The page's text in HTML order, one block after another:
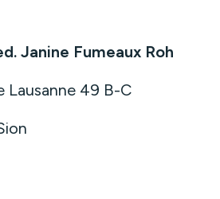
Janine Fumeaux Roh
Lausanne 49 B-C